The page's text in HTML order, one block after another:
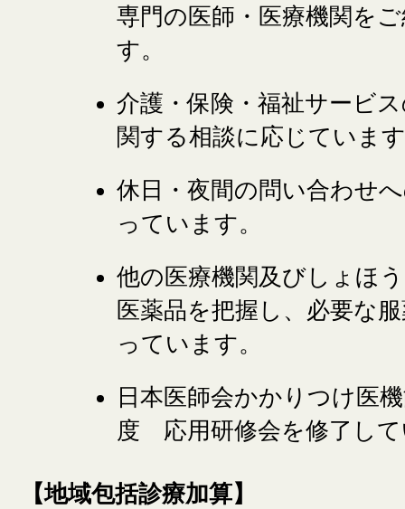
専門の医師・医療機関を
す。
介護・保険・福祉サービ
関する相談に応じていま
休日・夜間の問い合わせ
っています。
他の医療機関及びしょほ
医薬品を把握し、必要な
っています。
日本医師会かかりつけ医
度 応用研修会を修了し
【地域包括診療加算】